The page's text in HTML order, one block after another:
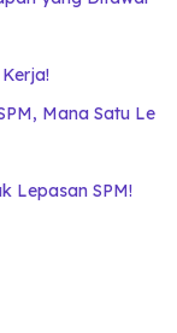
Mana Satu Le
Lepasan SPM!